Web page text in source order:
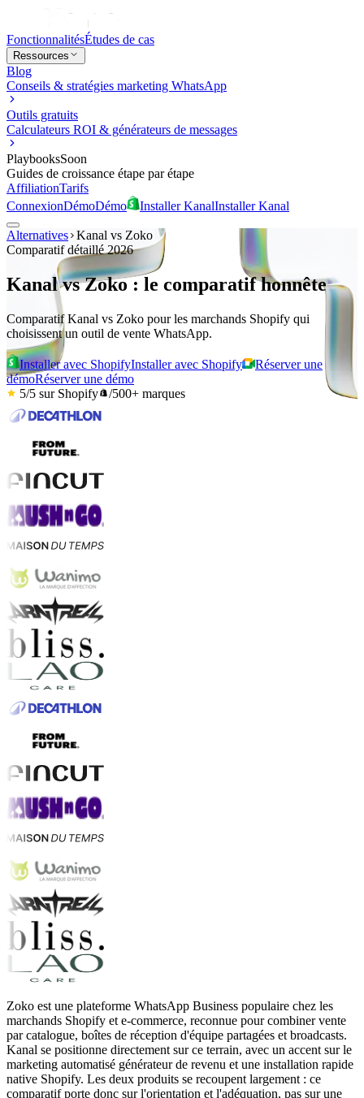
FonctionnalitésÉtudes de cas
Ressources
Blog
Conseils & stratégies marketing WhatsApp
Outils gratuits
Calculateurs ROI & générateurs de messages
PlaybooksSoon
Guides de croissance étape par étape
AffiliationTarifs
ConnexionDémoDémo Installer KanalInstaller Kanal
Alternatives Kanal vs Zoko
Comparatif détaillé 2026
Kanal vs Zoko : le comparatif honnête
Comparatif Kanal vs Zoko pour les marchands Shopify qui
choisissent un outil de vente WhatsApp.
Installer avec ShopifyInstaller avec Shopify
Réserver une
démoRéserver une démo
5/5 sur Shopify /500+ marques
Zoko est une plateforme WhatsApp Business populaire chez les
marchands Shopify et e-commerce, reconnue pour combiner vente
par catalogue, boîtes de réception d'équipe partagées et broadcasts.
Kanal se positionne directement sur ce terrain, avec un accent sur le
marketing automatisé générateur de revenu et une installation rapide
native Shopify. Les deux produits se recoupent largement : ce
comparatif porte donc sur l'orientation et l'adéquation, pas sur une